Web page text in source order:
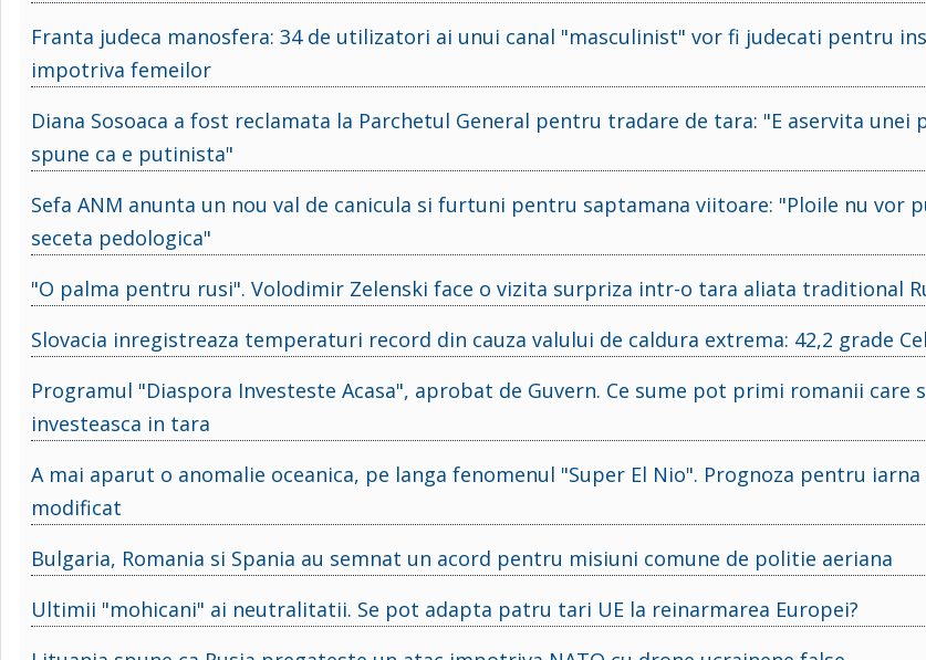
Franta judeca manosfera: 34 de utilizatori ai unui canal "masculinist" vor fi judecati pentru
impotriva femeilor
Diana Sosoaca a fost reclamata la Parchetul General pentru tradare de tara: "E aservita unei
spune ca e putinista"
Sefa ANM anunta un nou val de canicula si furtuni pentru saptamana viitoare: "Ploile nu vor
seceta pedologica"
"O palma pentru rusi". Volodimir Zelenski face o vizita surpriza intr-o tara aliata traditional
Slovacia inregistreaza temperaturi record din cauza valului de caldura extrema: 42,2 grade
Programul "Diaspora Investeste Acasa", aprobat de Guvern. Ce sume pot primi romanii care
investeasca in tara
A mai aparut o anomalie oceanica, pe langa fenomenul "Super El Nio". Prognoza pentru iarna
modificat
Bulgaria, Romania si Spania au semnat un acord pentru misiuni comune de politie aeriana
Ultimii "mohicani" ai neutralitatii. Se pot adapta patru tari UE la reinarmarea Europei?